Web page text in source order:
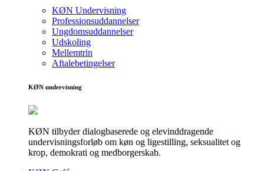
KØN Undervisning
Professionsuddannelser
Ungdomsuddannelser
Udskoling
Mellemtrin
Aftalebetingelser
KØN undervisning
KØN tilbyder dialogbaserede og elevinddragende
undervisningsforløb om køn og ligestilling, seksualitet og
krop, demokrati og medborgerskab.